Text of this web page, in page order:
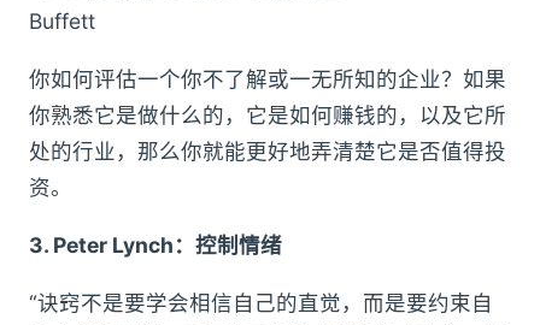
Buffett
你如何评估一个你不了解或一无所知的企业？如果
你熟悉它是做什么的，它是如何赚钱的，以及它所
处的行业，那么你就能更好地弄清楚它是否值得投
资。
3. Peter Lynch：控制情绪
“诀窍不是要学会相信自己的直觉，而是要约束自